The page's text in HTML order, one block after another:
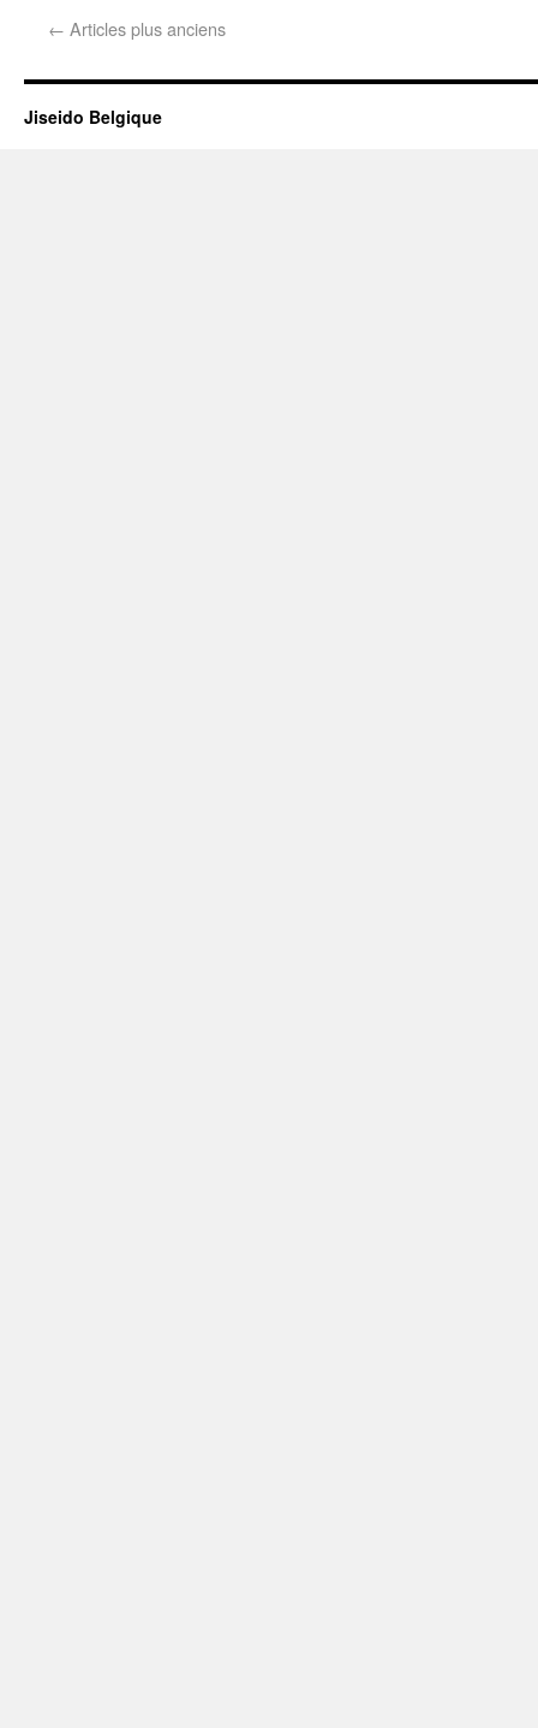
← Articles plus anciens
Jiseido Belgique